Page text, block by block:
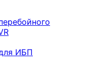
ИБП